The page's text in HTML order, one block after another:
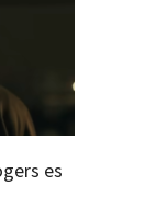
es